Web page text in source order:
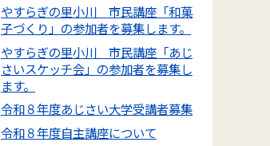
やすらぎの里小川 市民講座「和菓
子づくり」の参加者を募集します。
やすらぎの里小川 市民講座「あじ
さいスケッチ会」の参加者を募集し
ます。
令和８年度あじさい大学受講者募集
令和８年度自主講座について